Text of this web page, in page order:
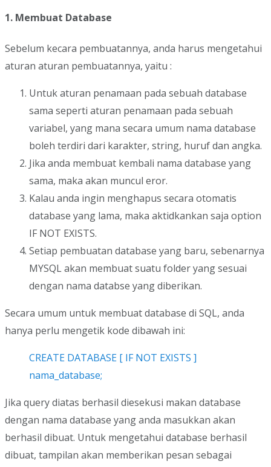
1. Membuat Database
Sebelum kecara pembuatannya, anda harus mengetahui
aturan aturan pembuatannya, yaitu :
Untuk aturan penamaan pada sebuah database
sama seperti aturan penamaan pada sebuah
variabel, yang mana secara umum nama database
boleh terdiri dari karakter, string, huruf dan angka.
Jika anda membuat kembali nama database yang
sama, maka akan muncul eror.
Kalau anda ingin menghapus secara otomatis
database yang lama, maka aktidkankan saja option
IF NOT EXISTS.
Setiap pembuatan database yang baru, sebenarnya
MYSQL akan membuat suatu folder yang sesuai
dengan nama databse yang diberikan.
Secara umum untuk membuat database di SQL, anda
hanya perlu mengetik kode dibawah ini:
CREATE DATABASE [ IF NOT EXISTS ]
nama_database;
Jika query diatas berhasil diesekusi makan database
dengan nama database yang anda masukkan akan
berhasil dibuat. Untuk mengetahui database berhasil
dibuat, tampilan akan memberikan pesan sebagai